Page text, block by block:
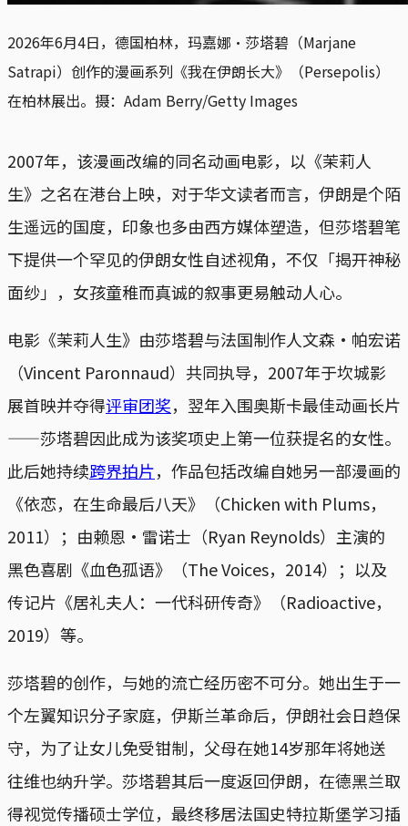
2026年6月4日，德国柏林，玛嘉娜‧莎塔碧（Marjane
Satrapi）创作的漫画系列《我在伊朗长大》（Persepolis）
在柏林展出。摄：Adam Berry/Getty Images
2007年，该漫画改编的同名动画电影，以《茉莉人
生》之名在港台上映，对于华文读者而言，伊朗是个陌
生遥远的国度，印象也多由西方媒体塑造，但莎塔碧笔
下提供一个罕见的伊朗女性自述视角，不仅「揭开神秘
面纱」，女孩童稚而真诚的叙事更易触动人心。
电影《茉莉人生》由莎塔碧与法国制作人文森・帕宏诺
（Vincent Paronnaud）共同执导，2007年于坎城影
展首映并夺得评审团奖，翌年入围奥斯卡最佳动画长片
——莎塔碧因此成为该奖项史上第一位获提名的女性。
此后她持续跨界拍片，作品包括改编自她另一部漫画的
《依恋，在生命最后八天》（Chicken with Plums，
2011）；由赖恩・雷诺士（Ryan Reynolds）主演的
黑色喜剧《血色孤语》（The Voices，2014）；以及
传记片《居礼夫人：一代科研传奇》（Radioactive，
2019）等。
莎塔碧的创作，与她的流亡经历密不可分。她出生于一
个左翼知识分子家庭，伊斯兰革命后，伊朗社会日趋保
守，为了让女儿免受钳制，父母在她14岁那年将她送
往维也纳升学。莎塔碧其后一度返回伊朗，在德黑兰取
得视觉传播硕士学位，最终移居法国史特拉斯堡学习插